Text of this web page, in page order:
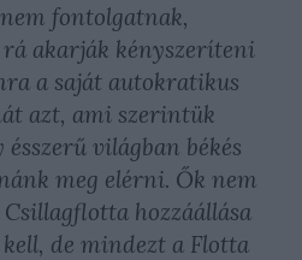
fontolgatnak,
rá akarják kényszeríteni
a saját autokratikus
azt, ami szerintük
világban békés
meg elérni. Ők nem
hozzáállása
de mindezt a Flotta